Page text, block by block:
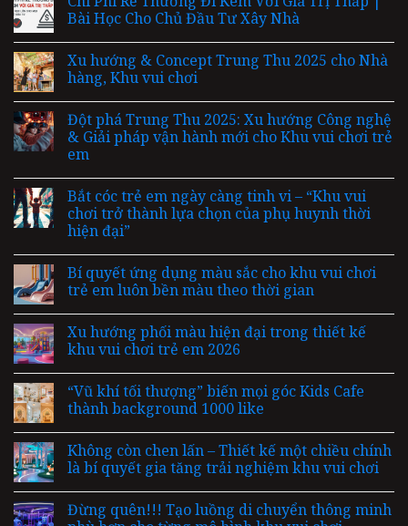
Bài Học Cho Chủ Đầu Tư Xây Nhà
Xu hướng & Concept Trung Thu 2025 cho Nhà
hàng, Khu vui chơi
Đột phá Trung Thu 2025: Xu hướng Công nghệ
& Giải pháp vận hành mới cho Khu vui chơi trẻ
em
Bắt cóc trẻ em ngày càng tinh vi – “Khu vui
chơi trở thành lựa chọn của phụ huynh thời
hiện đại”
Bí quyết ứng dụng màu sắc cho khu vui chơi
trẻ em luôn bền màu theo thời gian
Xu hướng phối màu hiện đại trong thiết kế
khu vui chơi trẻ em 2026
“Vũ khí tối thượng” biến mọi góc Kids Cafe
thành background 1000 like
Không còn chen lấn – Thiết kế một chiều chính
là bí quyết gia tăng trải nghiệm khu vui chơi
Đừng quên!!! Tạo luồng di chuyển thông minh